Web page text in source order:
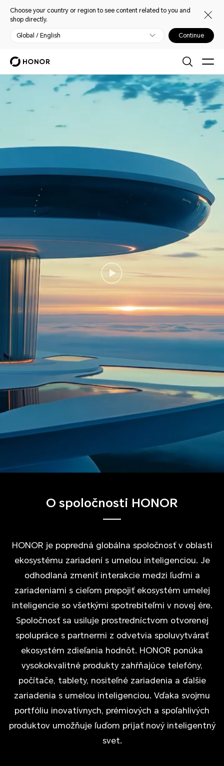
Choose your country or region to see content related to you and
shop directly.
Global / English Continue
O spoločnosti HONOR
HONOR je popredná globálna spoločnosť v oblasti
ekosystému zariadení s umelou inteligenciou. Je
odhodlaná zmeniť interakcie medzi ľuďmi a
zariadeniami s cieľom prepojiť ekosystém umelej
inteligencie so všetkými spotrebiteľmi v novej ére.
Spoločnosť sa usiluje prostredníctvom otvorenej
spolupráce s partnermi z odvetvia spoluvytvárať
ekosystém zdieľania hodnôt. HONOR ponúka
vysokokvalitné produkty zahŕňajúce telefóny,
počítače, tablety, nositeľné zariadenia a ďalšie
zariadenia s umelou inteligenciou. Vďaka svojmu
portfóliu inovatívnych, prémiových a spoľahlivých
produktov umožňuje ľuďom prijať nový inteligentný
svet.